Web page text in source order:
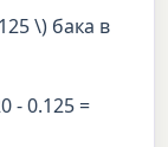
\) бака в
- 0.125 =